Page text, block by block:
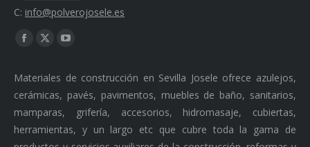
C: info@polverojosele.es
Find us on:
Facebook
opens
in
new
window
X
opens
in
new
window
YouTube
opens
in
new
window
Materiales de construcción en Sevilla Josele ofrece azulejos,
cerámicas, pavés, pavimentos, muebles de baño, sanitarios,
mamparas, grifería, accesorios, hidromasaje, cubiertas,
herramientas, y un largo etc que cubre toda la gama de